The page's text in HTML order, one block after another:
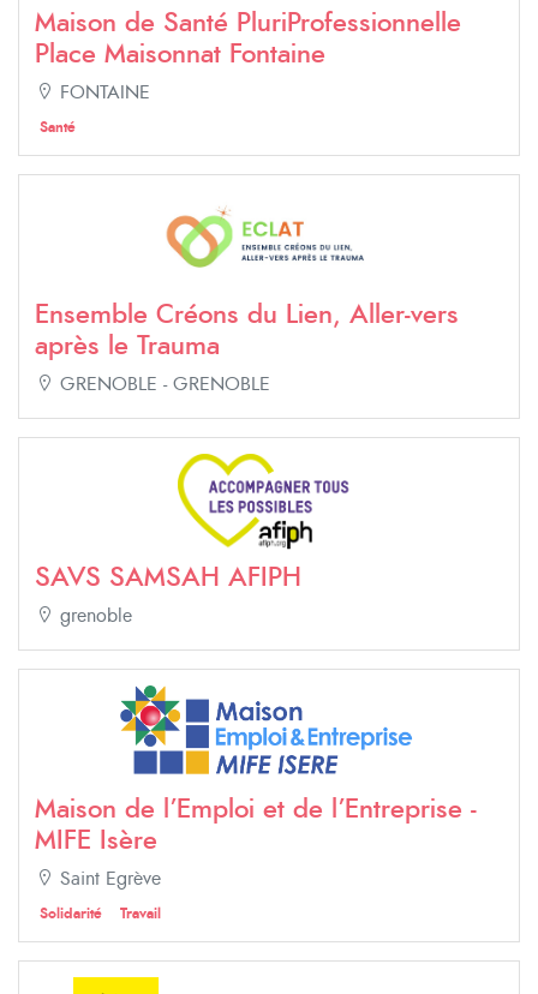
Maison de Santé PluriProfessionnelle
Place Maisonnat Fontaine
FONTAINE
Santé
Ensemble Créons du Lien, Aller-vers
après le Trauma
GRENOBLE - GRENOBLE
SAVS SAMSAH AFIPH
grenoble
Maison de l’Emploi et de l’Entreprise -
MIFE Isère
Saint Egrève
Solidarité Travail